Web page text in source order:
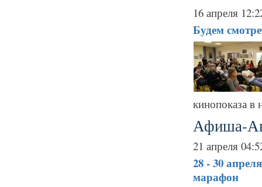
16 апреля
Будем
кинопоказа в
Афиша-
21 апреля
28 - 30
марафон